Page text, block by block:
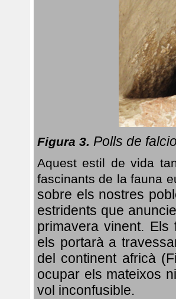
Figura 3. Polls de
Aquest estil de vida
fascinants de la fauna
sobre els nostres
estridents que
primavera vinent. Els
els portarà a
del continent africà
ocupar els mateixos
vol inconfusible.